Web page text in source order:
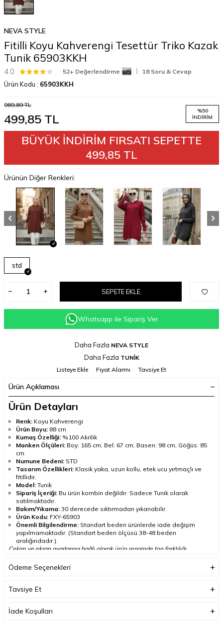
NEVA STYLE
Fitilli Koyu Kahverengi Tesettür Triko Kazak
Tunik 65903KKH
4.0 52+ Değerlendirme 18 Soru & Cevap
Ürün Kodu : 65903KKH
989,89TL
499,85 TL
%50
İNDIRIM
BÜYÜK İNDİRİM FIRSATI SEPETTE
499,85 TL
Ürünün Diğer Renkleri:
std
SEPETE EKLE
Whatsapp ile Sipariş Ver
Daha Fazla NEVA STYLE
Daha Fazla TUNİK
Listeye Ekle
Fiyat Alarmı Tavsiye Et
Ürün Açıklaması
Ürün Detayları
Renk: Koyu Kahverengi
Ürün Boyu: 88 cm
Kumaş Özelliği: %100 Akrilik
Manken Ölçüleri: Boy: 165 cm, Bel: 67 cm, Basen: 98 cm, Göğüs: 85
cm
Numune Bedeni: STD
Tasarım Özellikleri: Klasik yaka, uzun kollu, etek ucu yırtmaçlı ve
fitillidir.
Model: Tunik
Sipariş İçeriği: Bu ürün kombin değildir. Sadece Tunik olarak
satılmaktadır.
Bakım/Yıkama: 30 derecede sıktırmadan yıkanabilir.
Ürün Kodu: FXY-65903
Önemli Bilgilendirme: Standart beden ürünlerde iade değişim
yapılmamaktadır. (Standart beden ölçüsü 38-48 beden
aralığındadır.).
Çekim ve ekran ayarlarına bağlı olarak ürün renginde ton farklılığı
Ürün Açıklaması
Tesetturisland koleksiyonunda yer alan
Tunik FXY-65903
Kumaş içeriği %100 Akrilik olarak belirtilmiştir. Ürün boyu 88 cm
Ödeme Seçenekleri
Tavsiye Et
İade Koşulları